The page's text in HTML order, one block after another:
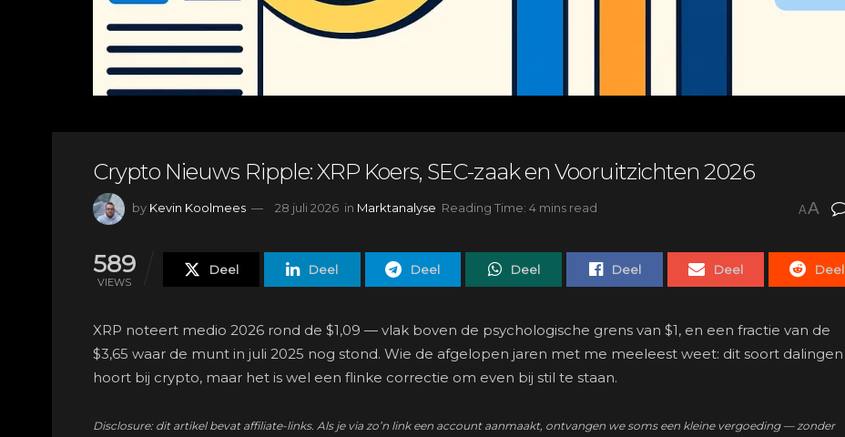
Crypto Nieuws Ripple: XRP Koers, SEC-zaak en Vooruitzichten 2026
by Kevin Koolmees 28 juli 2026 in Marktanalyse Reading Time: 4 mins read AA
589
VIEWS
Deel Deel Deel Deel Deel Deel Deel
XRP noteert medio 2026 rond de $1,09 — vlak boven de psychologische grens van $1, en een fractie van de
$3,65 waar de munt in juli 2025 nog stond. Wie de afgelopen jaren met me meeleest weet: dit soort dalingen
hoort bij crypto, maar het is wel een flinke correctie om even bij stil te staan.
Disclosure: dit artikel bevat affiliate-links. Als je via zo’n link een account aanmaakt, ontvangen we soms een kleine vergoeding — zonder